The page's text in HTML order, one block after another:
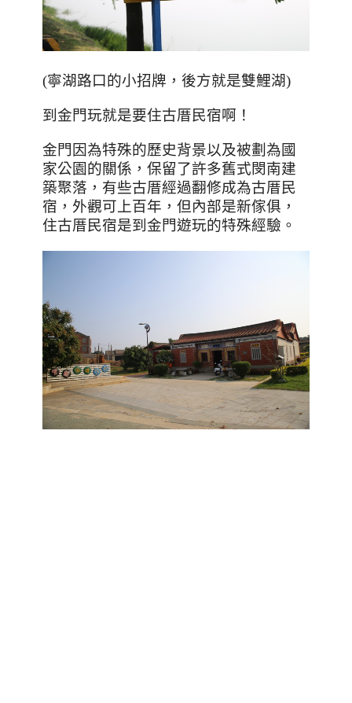
(寧湖路口的小招牌，後方就是雙鯉湖)
到金門玩就是要住古厝民宿啊！
金門因為特殊的歷史背景以及被劃為國
家公園的關係，保留了許多舊式閔南建
築聚落，有些古厝經過翻修成為古厝民
宿，外觀可上百年，但內部是新傢俱，
住古厝民宿是到金門遊玩的特殊經驗。